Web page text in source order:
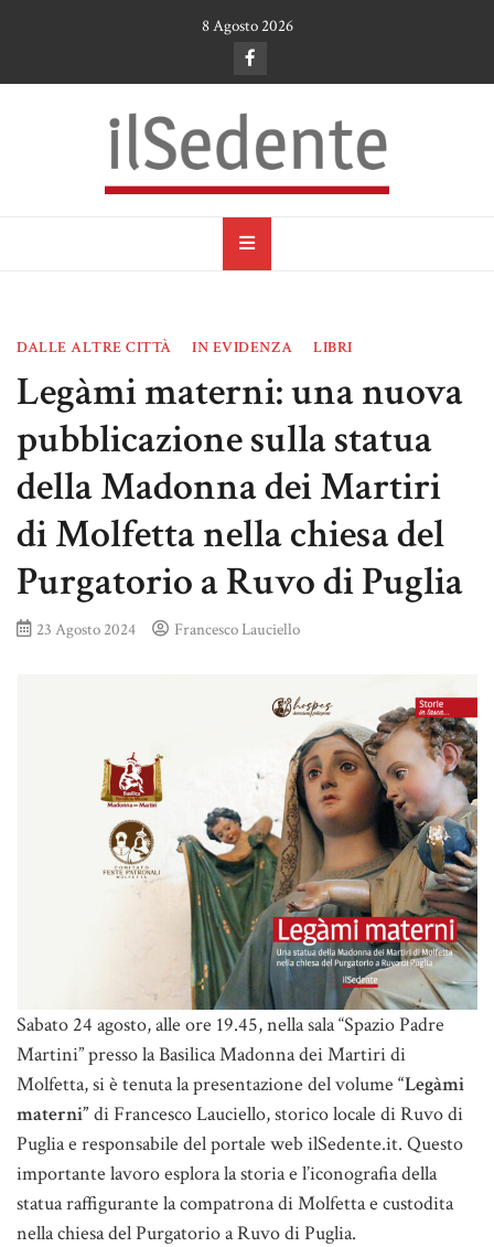
8 Agosto 2026
il Sedente
DALLE ALTRE CITTÀ IN EVIDENZA LIBRI
Legàmi materni: una nuova
pubblicazione sulla statua
della Madonna dei Martiri
di Molfetta nella chiesa del
Purgatorio a Ruvo di Puglia
23 Agosto 2024 Francesco Lauciello
Sabato 24 agosto, alle ore 19.45, nella sala “Spazio Padre
Martini” presso la Basilica Madonna dei Martiri di
Molfetta, si è tenuta la presentazione del volume “Legàmi
materni” di Francesco Lauciello, storico locale di Ruvo di
Puglia e responsabile del portale web ilSedente.it. Questo
importante lavoro esplora la storia e l’iconografia della
statua raffigurante la compatrona di Molfetta e custodita
nella chiesa del Purgatorio a Ruvo di Puglia.